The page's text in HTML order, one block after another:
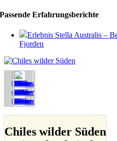
Passende Erfahrungsberichte
Erlebnis Stella Australis –
Fjorden
Chiles wilder Süden